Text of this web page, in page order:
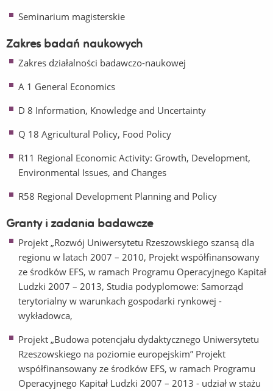
Seminarium magisterskie
Zakres badań naukowych
Zakres działalności badawczo-naukowej
A 1 General Economics
D 8 Information, Knowledge and Uncertainty
Q 18 Agricultural Policy, Food Policy
R11 Regional Economic Activity: Growth, Development,
Environmental Issues, and Changes
R58 Regional Development Planning and Policy
Granty i zadania badawcze
Projekt „Rozwój Uniwersytetu Rzeszowskiego szansą dla
regionu w latach 2007 – 2010, Projekt współfinansowany
ze środków EFS, w ramach Programu Operacyjnego Kapitał
Ludzki 2007 – 2013, Studia podyplomowe: Samorząd
terytorialny w warunkach gospodarki rynkowej -
wykładowca,
Projekt „Budowa potencjału dydaktycznego Uniwersytetu
Rzeszowskiego na poziomie europejskim” Projekt
współfinansowany ze środków EFS, w ramach Programu
Operacyjnego Kapitał Ludzki 2007 – 2013 - udział w stażu